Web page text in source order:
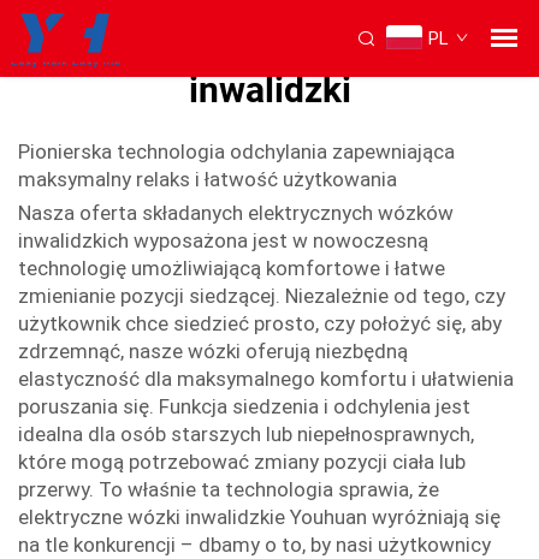
PL
Pochylnia na baterie wózek
inwalidzki
Pionierska technologia odchylania zapewniająca
maksymalny relaks i łatwość użytkowania
Nasza oferta składanych elektrycznych wózków
inwalidzkich wyposażona jest w nowoczesną
technologię umożliwiającą komfortowe i łatwe
zmienianie pozycji siedzącej. Niezależnie od tego, czy
użytkownik chce siedzieć prosto, czy położyć się, aby
zdrzemnąć, nasze wózki oferują niezbędną
elastyczność dla maksymalnego komfortu i ułatwienia
poruszania się. Funkcja siedzenia i odchylenia jest
idealna dla osób starszych lub niepełnosprawnych,
które mogą potrzebować zmiany pozycji ciała lub
przerwy. To właśnie ta technologia sprawia, że
elektryczne wózki inwalidzkie Youhuan wyróżniają się
na tle konkurencji – dbamy o to, by nasi użytkownicy